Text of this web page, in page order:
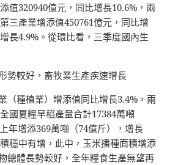
值320940億元，同比增長10.6%，兩
三產業增添值450761億元，同比增
長4.9%。從環比看，三季度國內生
勢較好，畜牧業生產疾速增長
（種植業）增添值同比增長3.4%，兩
國夏糧早稻產量合計17384萬噸
年增添369萬噸（74億斤），增長
穩中有增，此中，玉米播種面積增添
總體長勢較好，全年糧食生產無望再